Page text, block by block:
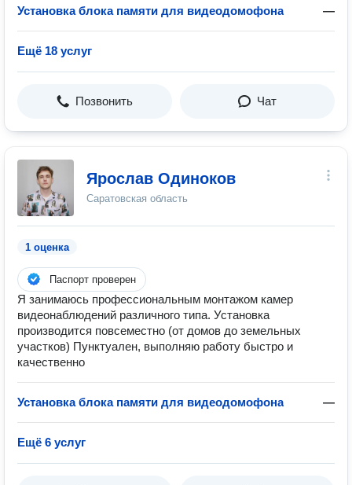
Установка блока памяти для видеодомофона —
Ещё 18 услуг
Позвонить Чат
Ярослав Одиноков
Саратовская область
1 оценка
Паспорт проверен
Я занимаюсь профессиональным монтажом камер
видеонаблюдений различного типа. Установка
производится повсеместно (от домов до земельных
участков) Пунктуален, выполняю работу быстро и
качественно
Установка блока памяти для видеодомофона —
Ещё 6 услуг